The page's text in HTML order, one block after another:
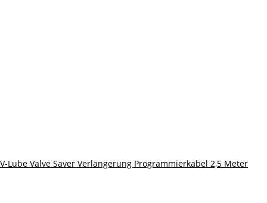
V-Lube Valve Saver Verlängerung Programmierkabel 2,5 Meter